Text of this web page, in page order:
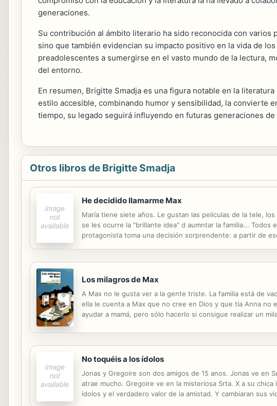
generaciones.
Su contribución al ámbito literario ha sido reconocida con
sino que también evidencian su impacto positivo en la vida de
preadolescentes a sumergirse en el vasto mundo de la lectura,
del entorno.
En resumen, Brigitte Smadja es una figura notable en la
estilo accesible, combinando humor y sensibilidad, la convierte
tiempo, su legado seguirá influyendo en futuras generaciones
Otros libros de Brigitte Smadja
He decidido llamarme Max
María tiene siete años. Le gustan las películas de la tele,
se les ocurre la "brillante idea" d aumntar la familia...
protagonista toma una decisión sorprendente: a partir de
Los milagros de Max
A Max no le gusta ver a la gente triste. La familia está de
ella le cuenta a Max que no cree en Dios y que tía Anna
ayudar a mamá, pero sólo hacerlo si consigue realizar un
No toquéis a los ídolos
Jonas y Gregoire son dos amigos de 15 anos. Jonas ve en
atrae mucho. Gregoire ve en la misteriosa Srta. X a su
idolos y el verdadero valor de la amistad. Y cambiaran sus